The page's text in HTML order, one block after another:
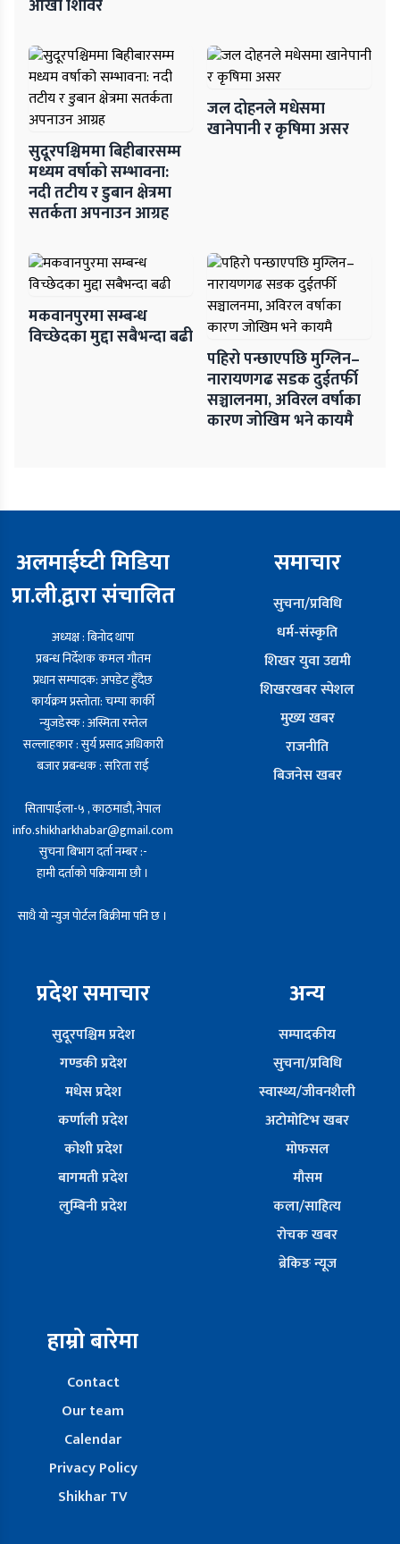
आँखा शिविर
सुदूरपश्चिममा बिहीबारसम्म
मध्यम वर्षाको सम्भावना:
नदी तटीय र डुबान क्षेत्रमा
सतर्कता अपनाउन आग्रह
जल दोहनले मधेसमा
खानेपानी र कृषिमा असर
मकवानपुरमा सम्बन्ध
विच्छेदका मुद्दा सबैभन्दा बढी
पहिरो पन्छाएपछि मुग्लिन–
नारायणगढ सडक दुईतर्फी
सञ्चालनमा, अविरल वर्षाका
कारण जोखिम भने कायमै
अलमाईघ्टी मिडिया
प्रा.ली.द्वारा संचालित
अध्यक्ष : बिनोद थापा
प्रबन्ध निर्देशक कमल गौतम
प्रधान सम्पादक: अपडेट हुँदैछ
कार्यक्रम प्रस्तोता: चम्पा कार्की
न्युजडेस्क : अस्मिता रम्तेल
सल्लाहकार : सुर्य प्रसाद अधिकारी
बजार प्रबन्धक : सरिता राई
सितापाईला-५ , काठमाडौ, नेपाल
info.shikharkhabar@gmail.com
सुचना बिभाग दर्ता नम्बर :-
हामी दर्ताको पक्रियामा छौ ।
साथै यो न्युज पोर्टल बिक्रीमा पनि छ ।
समाचार
सुचना/प्रविधि
धर्म-संस्कृति
शिखर युवा उद्यमी
शिखरखबर स्पेशल
मुख्य खबर
राजनीति
बिजनेस खबर
प्रदेश समाचार
सुदूरपश्चिम प्रदेश
गण्डकी प्रदेश
मधेस प्रदेश
कर्णाली प्रदेश
कोशी प्रदेश
बागमती प्रदेश
लुम्बिनी प्रदेश
अन्य
सम्पादकीय
सुचना/प्रविधि
स्वास्थ्य/जीवनशैली
अटोमोटिभ खबर
मोफसल
मौसम
कला/साहित्य
रोचक खबर
ब्रेकिङ न्यूज
हाम्रो बारेमा
Contact
Our team
Calendar
Privacy Policy
Shikhar TV